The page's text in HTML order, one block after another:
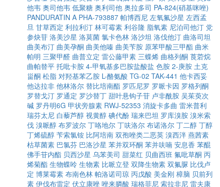
他韦 奥司他韦 低聚糖 奥利司他 奥拉多司 PA-824(硝基咪唑)
PANDURATIN A PHA-793887 帕博西尼 左氧氟沙星 左西孟
旦 甘草西定 利拉利汀 林可霉素 利谷隆 脂氧素 尼泊司他汀 党
参炔苷 洛美沙星 洛莫菌 氯卡色林 洛沙坦 洛伐他汀 曲洛司坦
曲美布汀 曲美孕酮 曲美他嗪 曲美苄胺 原苯甲酸三甲酯 曲米
帕明 三聚甲醛 曲普立定 雷公藤甲素 三蝶烯 曲格列酮 莨菪烷
曲帕替平 托吡卡胺 4-甲氧基多巴胺盐酸盐 色胺 2-庚胺 土克
甾酮 松脂 对羟基苯乙胺 L-酪氨酸 TG-02 TAK-441 他卡西妥
他达拉非 他林洛尔 替比培南酯 罗匹尼罗 罗哌卡因 罗格列酮
罗替戈汀 罗通定 罗沙替丁 甜叶悬钩子苷 卢非酰胺 吴茱萸次
碱 罗丹明6G 甲状旁腺素 RWJ-52353 消旋卡多曲 雷米普利
瑞芬太尼 白藜芦醇 视黄醇 碘代酚 瑞来巴坦 罗库溴胺 溴米索
伐 溴哌醇 布罗波尔 丁咯地尔 丁呋洛尔 布诺洛尔 丁二醇 丁醇
丁烯硫醇 苄索氯铵 比阿培南 双孢唑类二恶英 溴西泮 燕茜素
枯草菌素 巴氯芬 巴洛沙星 苯并双环酮 苯并呋喃 安息香 苯醌
佛手苷内酯 贝西沙星 乌苯美司 甜菜红 贝曲西班 氟吡草酮 丙
烯菊酯 生物蝶呤 生物素 比哌立登 双降生物素 双氟脲 比伐卢
定 博莱霉素 布南色林 帕洛诺司琼 丙戊酸 美金刚 樟脑 贝前列
素 伊伐布雷定 伏立康唑 唑来膦酸 瑞格菲尼 索拉非尼 雷夫康